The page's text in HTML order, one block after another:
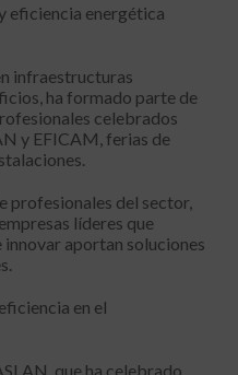
eficiencia energética
infraestructuras
ha formado parte de
celebrados
y EFICAM, ferias de
profesionales del sector,
líderes que
innovar aportan soluciones
en el
que ha celebrado